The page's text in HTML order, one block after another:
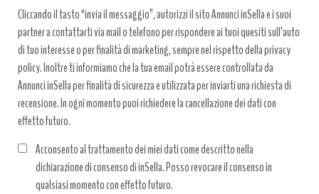
Cliccando il tasto “invia il messaggio”, autorizzi il sito Annunci inSella e i suoi
partner a contattarti via mail o telefono per rispondere ai tuoi quesiti sull’auto
di tuo interesse o per finalità di marketing, sempre nel rispetto della privacy
policy. Inoltre ti informiamo che la tua email potrà essere controllata da
Annunci inSella per finalità di sicurezza e utilizzata per inviarti una richiesta di
recensione. In ogni momento puoi richiedere la cancellazione dei dati con
effetto futuro.
Acconsento al trattamento dei miei dati come descritto nella
dichiarazione di consenso di inSella. Posso revocare il consenso in
qualsiasi momento con effetto futuro.